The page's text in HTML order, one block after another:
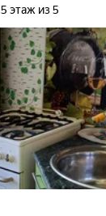
5 этаж из 5